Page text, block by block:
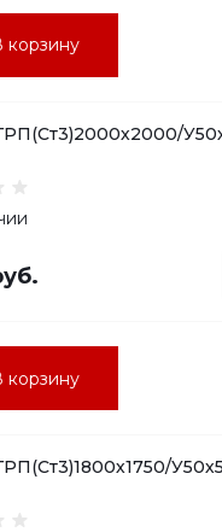
корзину
корзину